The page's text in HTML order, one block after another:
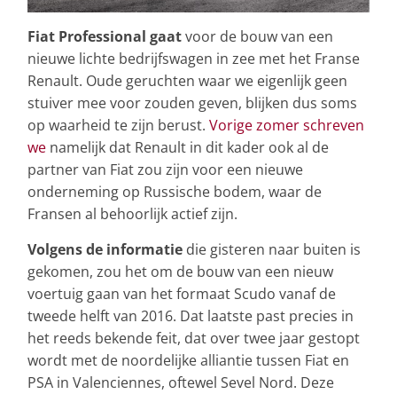
Fiat Professional gaatvoor de bouw van een
nieuwe lichte bedrijfswagen in zee met het Franse
Renault. Oude geruchten waar we eigenlijk geen
stuiver mee voor zouden geven, blijken dus soms
op waarheid te zijn berust. Vorige zomer schreven
we namelijk dat Renault in dit kader ook al de
partner van Fiat zou zijn voor een nieuwe
onderneming op Russische bodem, waar de
Fransen al behoorlijk actief zijn.
Volgens de informatie die gisteren naar buiten is
gekomen, zou het om de bouw van een nieuw
voertuig gaan van het formaat Scudo vanaf de
tweede helft van 2016. Dat laatste past precies in
het reeds bekende feit, dat over twee jaar gestopt
wordt met de noordelijke alliantie tussen Fiat en
PSA in Valenciennes, oftewel Sevel Nord. Deze